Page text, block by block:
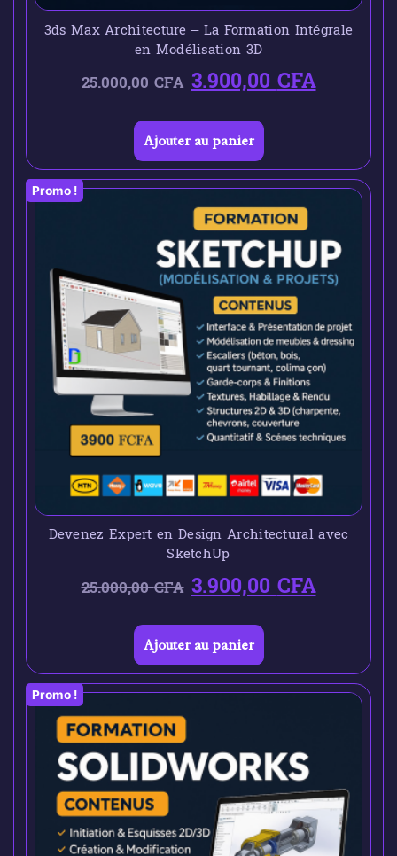
3ds Max Architecture – La Formation Intégrale
en Modélisation 3D
25.000,00CFA 3.900,00CFA
Ajouter au panier
Promo !
Devenez Expert en Design Architectural avec
SketchUp
25.000,00CFA 3.900,00CFA
Ajouter au panier
Promo !